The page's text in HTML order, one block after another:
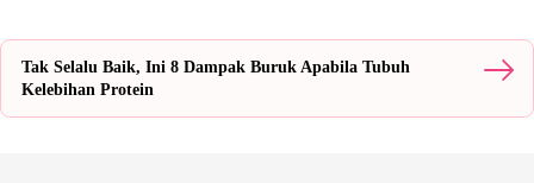
Tak Selalu Baik, Ini 8 Dampak Buruk Apabila Tubuh
Kelebihan Protein